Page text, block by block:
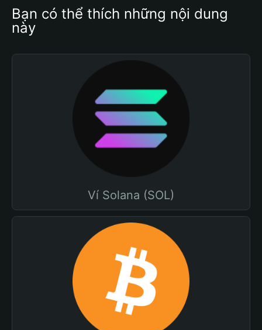
Bạn có thể thích những nội dung
này
Ví Solana (SOL)